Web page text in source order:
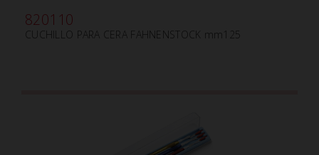
820110
CUCHILLO PARA CERA FAHNENSTOCK mm125